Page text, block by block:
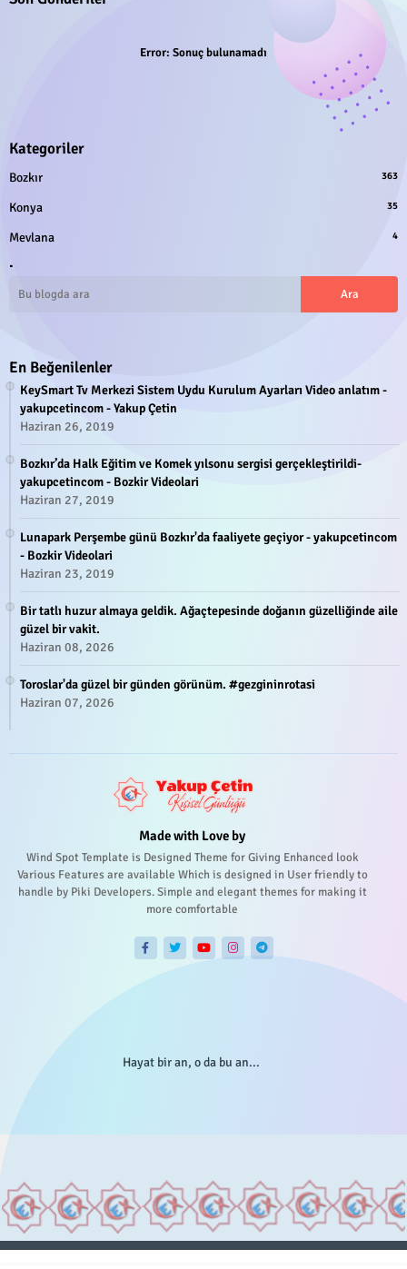
Error: Sonuç bulunamadı
Kategoriler
Bozkır 363
Konya 35
Mevlana 4
.
En Beğenilenler
KeySmart Tv Merkezi Sistem Uydu Kurulum Ayarları Video anlatım -
yakupcetincom - Yakup Çetin
Haziran 26, 2019
Bozkır’da Halk Eğitim ve Komek yılsonu sergisi gerçekleştirildi-
yakupcetincom - Bozkir Videolari
Haziran 27, 2019
Lunapark Perşembe günü Bozkır'da faaliyete geçiyor - yakupcetincom
- Bozkir Videolari
Haziran 23, 2019
Bir tatlı huzur almaya geldik. Ağaçtepesinde doğanın güzelliğinde aile
güzel bir vakit.
Haziran 08, 2026
Toroslar'da güzel bir günden görünüm. #gezgininrotasi
Haziran 07, 2026
Made with Love by
Wind Spot Template is Designed Theme for Giving Enhanced look
Various Features are available Which is designed in User friendly to
handle by Piki Developers. Simple and elegant themes for making it
more comfortable
Hayat bir an, o da bu an...